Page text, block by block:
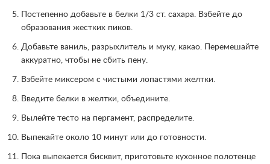
Постепенно добавьте в белки 1/3 ст. сахара. Взбейте до
образования жестких пиков.
Добавьте ваниль, разрыхлитель и муку, какао. Перемешайте
аккуратно, чтобы не сбить пену.
Взбейте миксером с чистыми лопастями желтки.
Введите белки в желтки, объедините.
Вылейте тесто на пергамент, распределите.
Выпекайте около 10 минут или до готовности.
Пока выпекается бисквит, приготовьте кухонное полотенце